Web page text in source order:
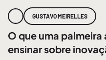
GUSTAVO MEIRELLES
O que uma
ensinar sobre